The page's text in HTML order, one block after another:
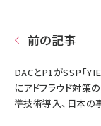
前の記事
DACとP1がSSP「
にアドフラウド対策
準技術導入、日本の